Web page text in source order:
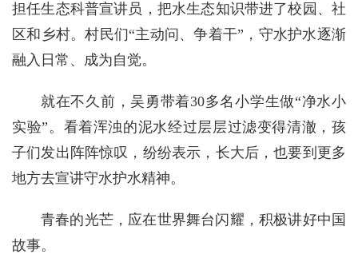
担任生态科普宣讲员，把水生态知识带进了校园、社
区和乡村。村民们“主动问、争着干”，守水护水逐渐
融入日常、成为自觉。
就在不久前，吴勇带着30多名小学生做“净水小
实验”。看着浑浊的泥水经过层层过滤变得清澈，孩
子们发出阵阵惊叹，纷纷表示，长大后，也要到更多
地方去宣讲守水护水精神。
青春的光芒，应在世界舞台闪耀，积极讲好中国
故事。